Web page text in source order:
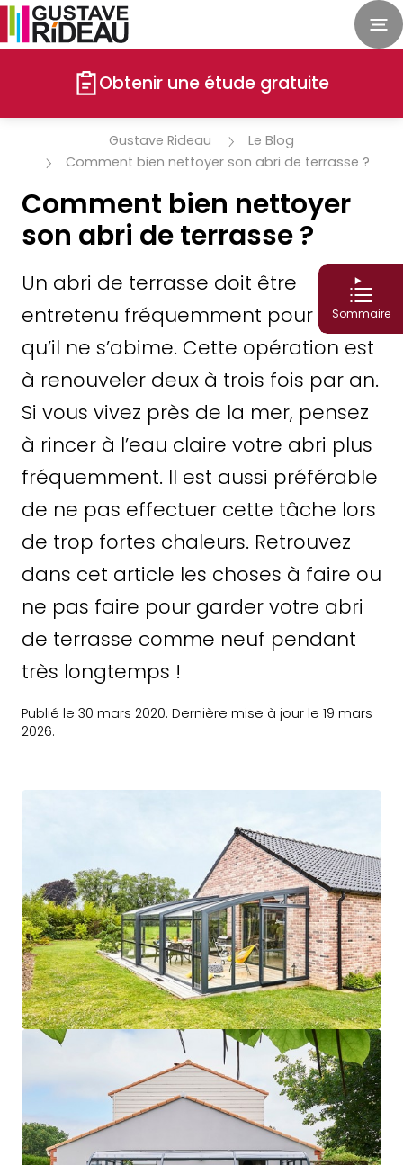
Obtenir une étude gratuite
Gustave Rideau
Le Blog
Comment bien nettoyer son abri de terrasse ?
Comment bien nettoyer
son abri de terrasse ?
Un abri de terrasse doit être
entretenu fréquemment pour éviter
qu’il ne s’abime. Cette opération est
à renouveler deux à trois fois par an.
Si vous vivez près de la mer, pensez
à rincer à l’eau claire votre abri plus
fréquemment. Il est aussi préférable
de ne pas effectuer cette tâche lors
de trop fortes chaleurs. Retrouvez
dans cet article les choses à faire ou
ne pas faire pour garder votre abri
de terrasse comme neuf pendant
très longtemps !
Publié le 30 mars 2020. Dernière mise à jour le 19 mars
2026.
Sommaire